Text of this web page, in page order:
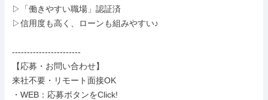
▷「働きやすい職場」認証済
▷信用度も高く、ローンも組みやすい♪
-----------------------
【応募・お問い合わせ】
来社不要・リモート面接OK
・WEB：応募ボタンをClick!